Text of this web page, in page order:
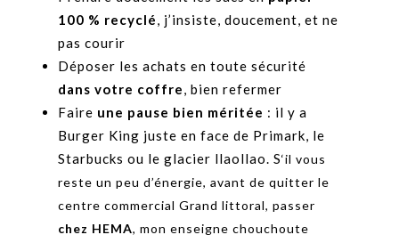
100 % recyclé, j’insiste, doucement, et ne
pas courir
Déposer les achats en toute sécurité
dans votre coffre, bien refermer
Faire une pause bien méritée : il y a
Burger King juste en face de Primark, le
Starbucks ou le glacier llaollao. S‘il vous
reste un peu d’énergie, avant de quitter le
centre commercial Grand littoral, passer
chez HEMA, mon enseigne chouchoute